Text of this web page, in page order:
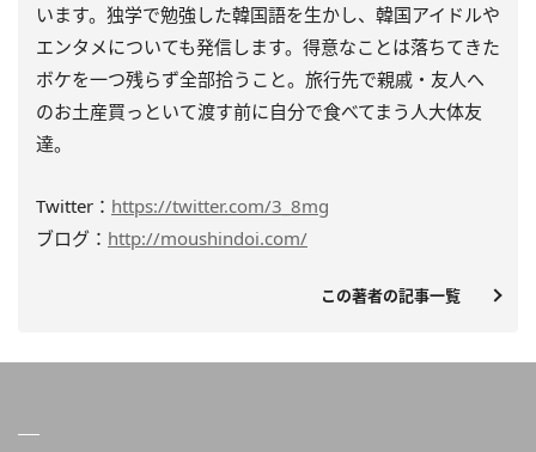
います。独学で勉強した韓国語を生かし、韓国アイドルや
エンタメについても発信します。得意なことは落ちてきた
ボケを一つ残らず全部拾うこと。旅行先で親戚・友人へ
のお土産買っといて渡す前に自分で食べてまう人大体友
達。
Twitter： https://twitter.com/3_8mg
ブログ： http://moushindoi.com/
この著者の記事一覧